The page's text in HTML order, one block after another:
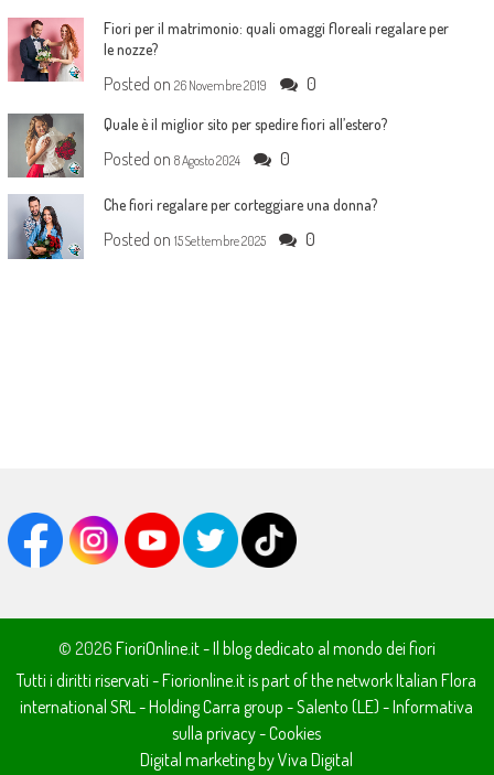
Fiori per il matrimonio: quali omaggi floreali regalare per
le nozze?
Posted on 26 Novembre 2019 0
Quale è il miglior sito per spedire fiori all’estero?
Posted on 8 Agosto 2024 0
Che fiori regalare per corteggiare una donna?
Posted on 15 Settembre 2025 0
© 2026 FioriOnline.it - Il blog dedicato al mondo dei fiori
Tutti i diritti riservati - Fiorionline.it is part of the networkItalian Flora
international SRL - HoldingCarra group -Salento (LE) -Informativa
sulla privacy-Cookies
Digital marketing by Viva Digital